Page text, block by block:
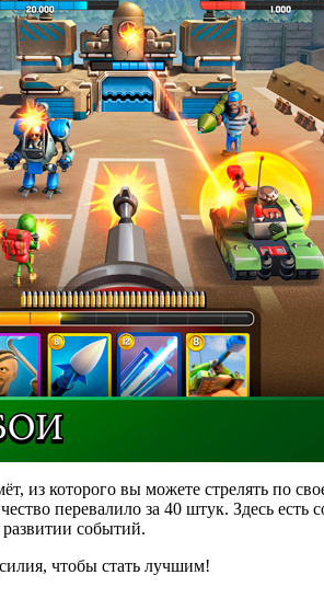
из которого вы можете стрелять по
перевалило за 40 штук. Здесь
событий.
чтобы стать лучшим!